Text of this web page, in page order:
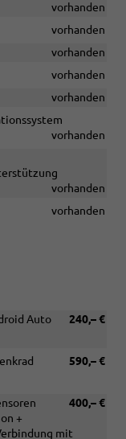
vorhanden
vorhanden
vorhanden
vorhanden
vorhanden
vorhanden
vorhanden
vorhanden
240,– €
Auto
590,– €
400,– €
+
mit